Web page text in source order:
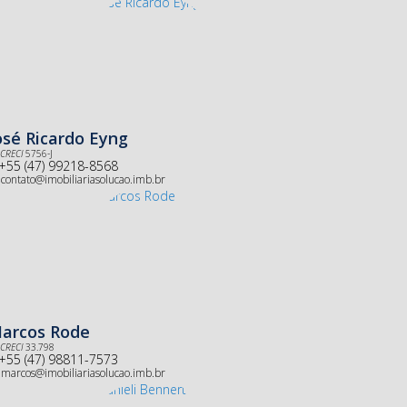
Ricardo Eyng
CRECI5756-J
(47) 99218-8568
contato@imobiliariasolucao.imb.br
Rode
CRECI33.798
(47) 98811-7573
marcos@imobiliariasolucao.imb.br